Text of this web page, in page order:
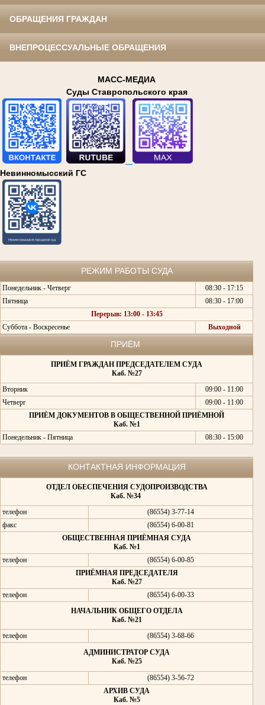
ОБРАЩЕНИЯ ГРАЖДАН
ВНЕПРОЦЕССУАЛЬНЫЕ ОБРАЩЕНИЯ
МАСС-МЕДИА
Суды Ставропольского края
Невинномысский ГС
РЕЖИМ РАБОТЫ СУДА
Понедельник - Четверг
08:30 - 17:15
Пятница
08:30 - 17:00
Перерыв: 13:00 - 13:45
Суббота - Воскресенье
Выходной
ПРИЁМ
ПРИЁМ ГРАЖДАН ПРЕДСЕДАТЕЛЕМ СУДА
Каб. №27
Вторник
09:00 - 11:00
Четверг
09:00 - 11:00
ПРИЁМ ДОКУМЕНТОВ В ОБЩЕСТВЕННОЙ ПРИЁМНОЙ
Каб. №1
Понедельник - Пятница
08:30 - 15:00
КОНТАКТНАЯ ИНФОРМАЦИЯ
ОТДЕЛ ОБЕСПЕЧЕНИЯ СУДОПРОИЗВОДСТВА
Каб. №34
телефон
(86554) 3-77-14
факс
(86554) 6-00-81
ОБЩЕСТВЕННАЯ ПРИЁМНАЯ СУДА
Каб. №1
телефон
(86554) 6-00-85
ПРИЁМНАЯ ПРЕДСЕДАТЕЛЯ
Каб. №27
телефон
(86554) 6-00-33
НАЧАЛЬНИК ОБЩЕГО ОТДЕЛА
Каб. №21
телефон
(86554) 3-68-66
АДМИНИСТРАТОР СУДА
Каб. №25
телефон
(86554) 3-56-72
АРХИВ СУДА
Каб. №5